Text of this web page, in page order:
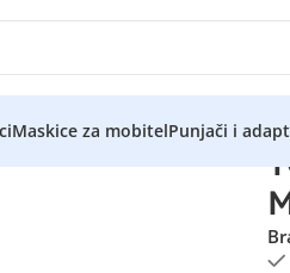
Maskice za mobitelPunjači i